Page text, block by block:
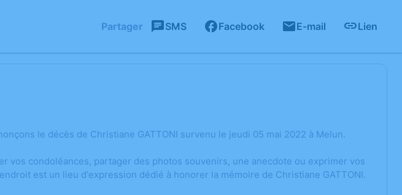
Partager SMS Facebook E-mail Lien
le décès de Christiane GATTONI survenu le jeudi 05 mai 2022 à Melun.
vos condoléances, partager des photos souvenirs, une anecdote ou exprimer vos
est un lieu d'expression dédié à honorer la mémoire de Christiane GATTONI.